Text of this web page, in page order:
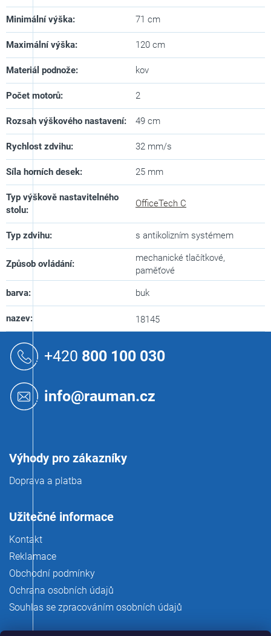
Minimální výška: 71 cm
Maximální výška: 120 cm
Materiál podnože: kov
Počet motorů: 2
Rozsah výškového nastavení: 49 cm
Rychlost zdvihu: 32 mm/s
Síla horních desek: 25 mm
Typ výškově nastavitelného
stolu:
OfficeTech C
Typ zdvihu: s antikolizním systémem
Způsob ovládání:
mechanické tlačítkové,
paměťové
barva: buk
nazev: 18145
+420 800 100 030
info@rauman.cz
Výhody pro zákazníky
Doprava a platba
Užitečné informace
Kontakt
Reklamace
Obchodní podmínky
Ochrana osobních údajů
Souhlas se zpracováním osobních údajů